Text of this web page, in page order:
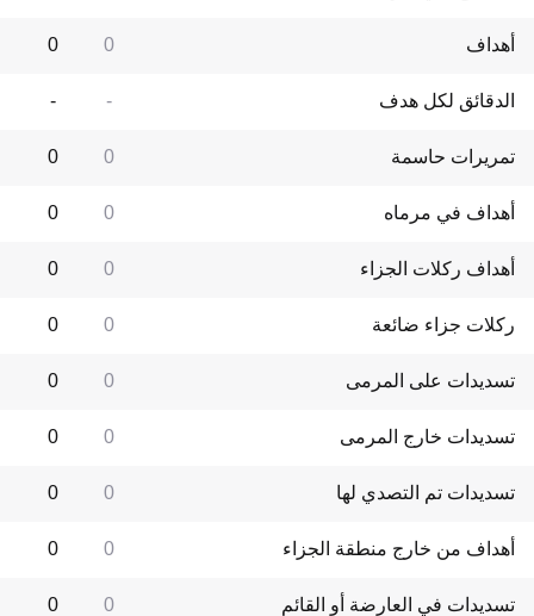
أهداف 0
0
الدقائق لكل هدف -
-
تمريرات حاسمة 0
0
أهداف في مرماه 0
0
أهداف ركلات الجزاء 0
0
ركلات جزاء ضائعة 0
0
تسديدات على المرمى 0
0
تسديدات خارج المرمى 0
0
تسديدات تم التصدي لها 0
0
أهداف من خارج منطقة الجزاء 0
0
تسديدات في العارضة أو القائم 0
0